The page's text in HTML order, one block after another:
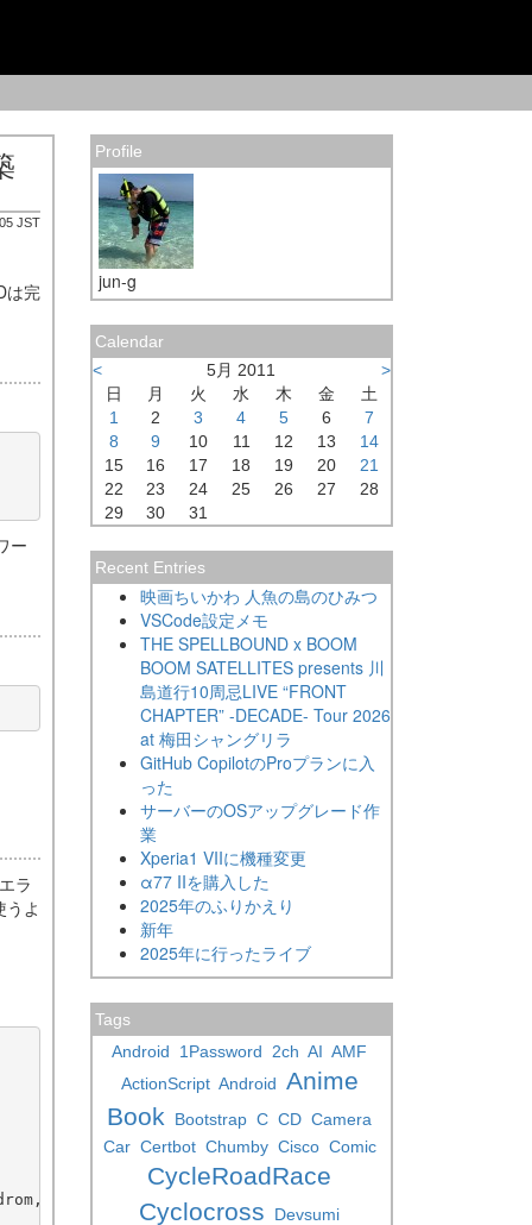
JST
は完
ー
ラ
よ
Profile
jun-g
Calendar
<
5月 2011
>
日
月 火 水 木 金
土
1
2 3 4 5 6
7
8
9 10 11 12 13
14
15
16 17 18 19 20
21
22
23 24 25 26 27
28
29
30 31
Recent Entries
映画ちいかわ 人魚の島のひみつ
VSCode設定メモ
THE SPELLBOUND x BOOM
BOOM SATELLITES presents 川
島道行10周忌LIVE “FRONT
CHAPTER” -DECADE- Tour 2026
at 梅田シャングリラ
GitHub CopilotのProプランに入
った
サーバーのOSアップグレード作
業
Xperia1 VIIに機種変更
α77 IIを購入した
2025年のふりかえり
新年
2025年に行ったライブ
Tags
Android
1Password 2ch AI AMF
ActionScript Android Anime
Book
Bootstrap C CD Camera
Car Certbot Chumby Cisco Comic
CycleRoadRace
Cyclocross
Devsumi